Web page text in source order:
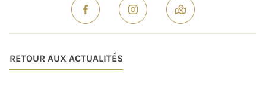
RETOUR AUX ACTUALITÉS